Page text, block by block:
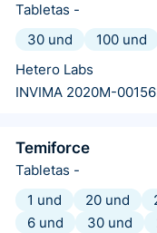
Tabletas -
30 und
100 und
Hetero Labs
INVIMA 2020M-
Temiforce
Tabletas -
1 und
20 und
6 und
30 und